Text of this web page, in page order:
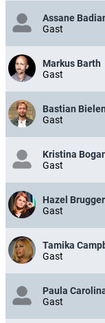
Assane
Gast
Markus Barth
Gast
Bastian
Gast
Kristina
Gast
Hazel Brugger
Gast
Tamika
Gast
Paula
Gast